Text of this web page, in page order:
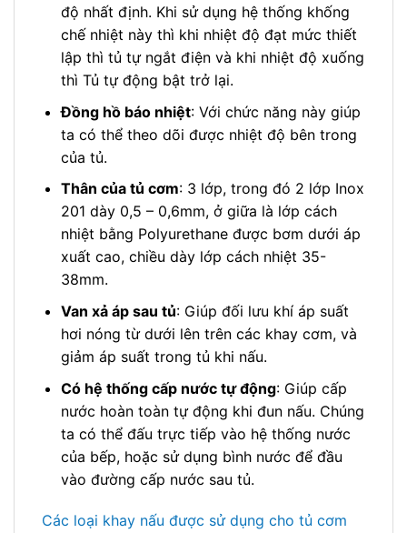
độ nhất định. Khi sử dụng hệ thống khống
chế nhiệt này thì khi nhiệt độ đạt mức thiết
lập thì tủ tự ngắt điện và khi nhiệt độ xuống
thì Tủ tự động bật trở lại.
Đồng hồ báo nhiệt: Với chức năng này giúp
ta có thể theo dõi được nhiệt độ bên trong
của tủ.
Thân của tủ cơm: 3 lớp, trong đó 2 lớp Inox
201 dày 0,5 – 0,6mm, ở giữa là lớp cách
nhiệt bằng Polyurethane được bơm dưới áp
xuất cao, chiều dày lớp cách nhiệt 35-
38mm.
Van xả áp sau tủ: Giúp đối lưu khí áp suất
hơi nóng từ dưới lên trên các khay cơm, và
giảm áp suất trong tủ khi nấu.
Có hệ thống cấp nước tự động: Giúp cấp
nước hoàn toàn tự động khi đun nấu. Chúng
ta có thể đấu trực tiếp vào hệ thống nước
của bếp, hoặc sử dụng bình nước để đầu
vào đường cấp nước sau tủ.
Các loại khay nấu được sử dụng cho tủ cơm